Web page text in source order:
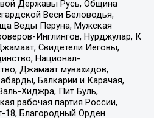
Державы Русь, Община
Веси Беловодья,
Веды Перуна, Мужская
Инглингов, Нурджулар, К
Свидетели Иеговы,
Национал-
Джамаат мувахидов,
Балкарии и Карачая,
Хиджра, Пит Буль,
рабочая партия России,
18, Благородный Орден